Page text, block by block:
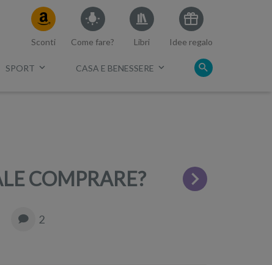
Sconti Come fare? Libri Idee regalo
SPORT CASA E BENESSERE
COMPRARE?
2